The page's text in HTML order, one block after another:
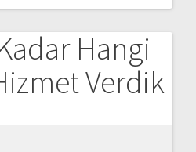
Hangi
Verdik